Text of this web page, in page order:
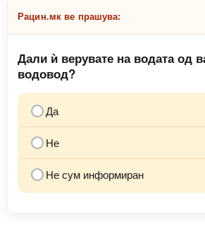
Рацин.мк ве прашува:
Дали ѝ верувате на водата од
водовод?
Да
Не
Не сум информиран